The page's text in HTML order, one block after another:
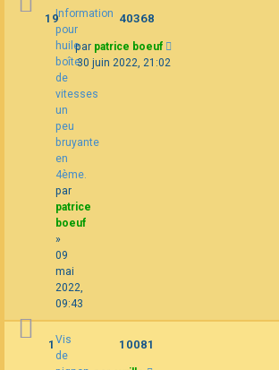
Information
pour
huile
boîte
de
vitesses
un
peu
bruyante
en
4ème.
par
patrice
boeuf
»
09
mai
2022,
09:43
19 40368
par patrice boeuf
30 juin 2022, 21:02
Vis
de
1 10081